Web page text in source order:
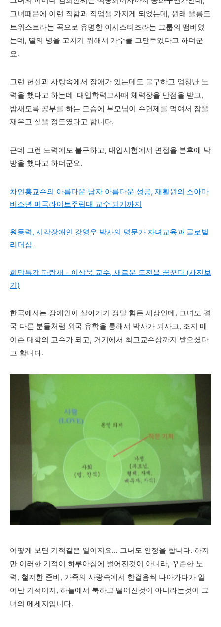
그녀때문에 이런 직함과 직업을 가지게 되었는데, 원래 울릉도
트위스트라는 곡으로 유명한 이시스터즈라는 그룹의 맴버였
는데, 딸의 병을 고치기 위해서 가수를 그만두었다고 하더군
요.
그런 헌신과 사랑속에서 장애가 있는데도 불구하고 엄청난 노
력을 했다고 하는데, 대입학력고사때 체력장을 만점을 받고,
밤새도록 공부를 하는 모습에 부모님이 수면제를 먹여서 잠을
재우고 싶을 정도였다고 합니다.
근데 그런 노력에도 불구하고, 대입시험에서 면접을 본후에 낙
방을 했다고 하더군요.
차인홍교수의 아름다운 남자 아름다운 성공, 재활원의 소아마
비소년 미국라이트주립대 교수 되기까지
원동력, 시각장애인 강영우 박사의 명문가 자녀교육과 글로벌
리더십
희망특강 파랑새 - 이상묵 교수, 새로운 도전을 꿈꾼다 (사진보
기)
한국에서는 장애인이 살아가기 정말 힘든 세상인데, 그녀도 결
국 다른 분들처럼 외국 유학을 통해서 박사가 되사고, 조지 메
이슨 대학의 교수가 되고, 거기에서 최고교수상까지 받으셨다
고 합니다.
어떻게 보면 기적같은 일이지요... 그녀도 인정을 합니다. 하지
만 이러한 기적이 하루아침에 벌어진것이 아니라, 꾸준한 노
력, 철저한 준비, 가족의 사랑속에서 한걸음씩 나아가다가 일
어난 기적이지, 하늘에서 툭하고 떨어진것이 아니라는것이 그
녀의 메세지입니다.